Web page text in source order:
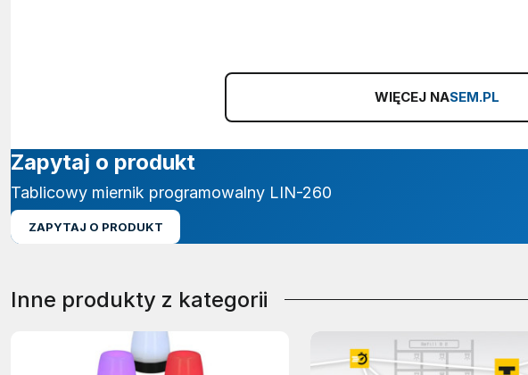
WIĘCEJ NASEM.PL
Zapytaj o produkt
Tablicowy miernik programowalny LIN-260
ZAPYTAJ O PRODUKT
Inne produkty z kategorii